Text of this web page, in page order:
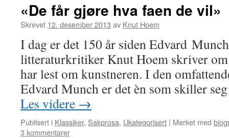
«De får gjøre hva faen de vil»
Skrevet 12. desember 2013 av Knut Hoem
I dag er det 150 år siden Edvard
litteraturkritiker Knut Hoem skriver om
har lest om kunstneren. I den
Edvard Munch er det èn som skiller
Les videre →
Publisert i Klassiker, Sakprosa, Ukategorisert | Merket med
3 kommentarer